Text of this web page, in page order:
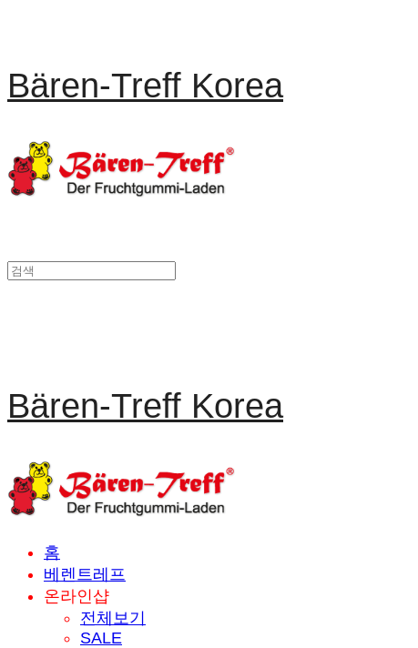
Bären-Treff Korea
Bären-Treff Korea
홈
베렌트레프
온라인샵
전체보기
SALE